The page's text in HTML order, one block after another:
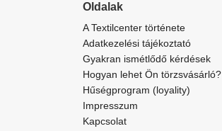
Oldalak
A Textilcenter története
Adatkezelési tájékoztató
Gyakran ismétlődő kérdések
Hogyan lehet Ön törzsvásárló?
Hűségprogram (loyality)
Impresszum
Kapcsolat